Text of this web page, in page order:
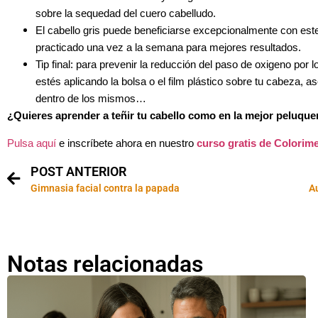
sobre la sequedad del cuero cabelludo.
El cabello gris puede beneficiarse excepcionalmente con
practicado una vez a la semana para mejores resultados.
Tip final: para prevenir la reducción del paso de oxigeno por
estés aplicando la bolsa o el film plástico sobre tu cabeza,
dentro de los mismos…
¿Quieres aprender a teñir tu cabello como en la mejor
Pulsa aquí e inscríbete ahora en nuestro curso gratis de
POST ANTERIOR
Gimnasia facial contra la papada
Notas relacionadas